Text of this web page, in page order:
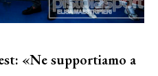
«Ne supportiamo a